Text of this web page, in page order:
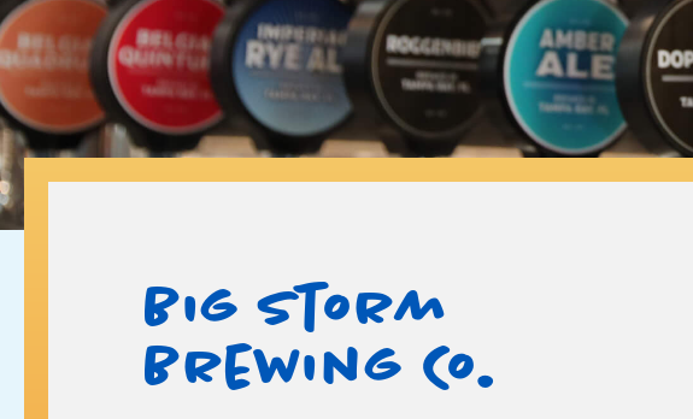
Big Storm
Brewing Co.